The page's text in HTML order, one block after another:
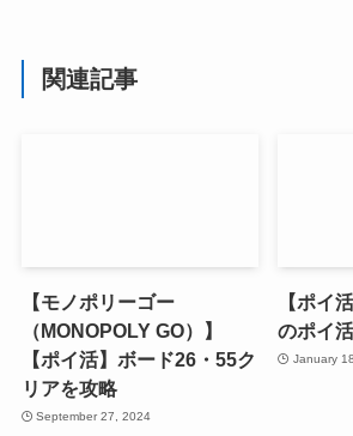
関連記事
【モノポリーゴー
（MONOPOLY GO）】
【ポイ活】ボード26・55ク
リアを攻略
September 27, 2024
【ポイ
のポイ
January